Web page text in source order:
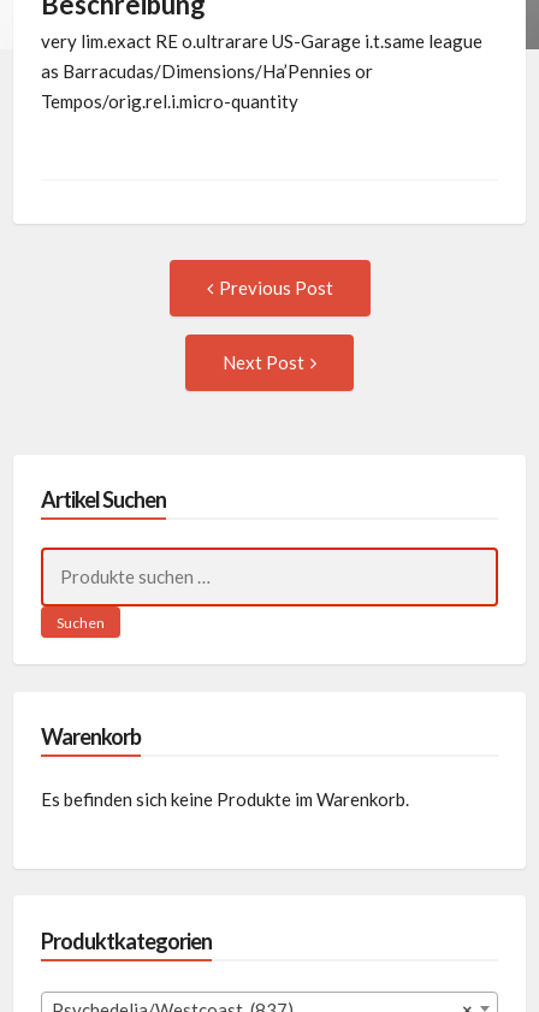
very lim.exact RE o.ultrarare US-Garage i.t.same league
as Barracudas/Dimensions/Ha’Pennies or
Tempos/orig.rel.i.micro-quantity
navigation
Previous Post
Next Post
Artikel Suchen
nach:
Suchen
Warenkorb
Es befinden sich keine Produkte im Warenkorb.
Produktkategorien